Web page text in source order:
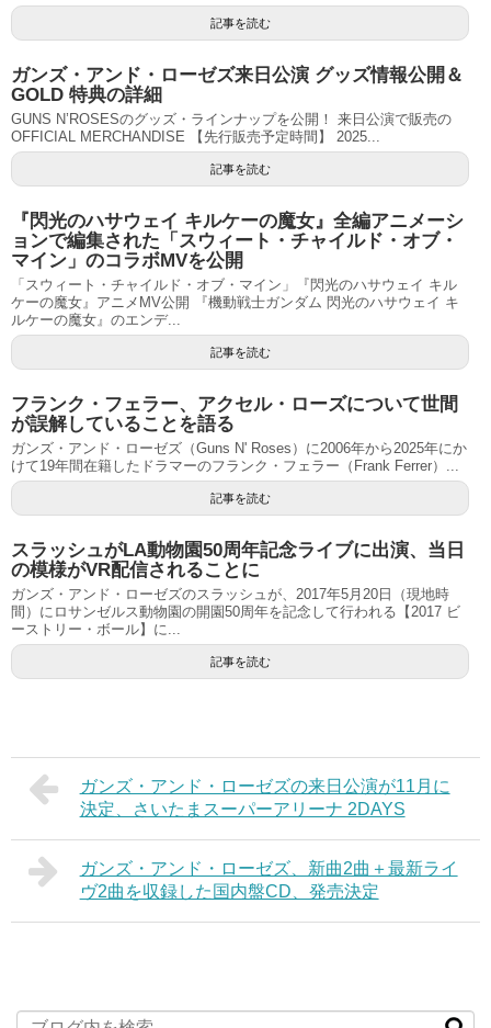
記事を読む
ガンズ・アンド・ローゼズ来日公演 グッズ情報公開＆
GOLD 特典の詳細
GUNS N’ROSESのグッズ・ラインナップを公開！ 来日公演で販売の
OFFICIAL MERCHANDISE 【先行販売予定時間】 2025...
記事を読む
『閃光のハサウェイ キルケーの魔女』全編アニメーシ
ョンで編集された「スウィート・チャイルド・オブ・
マイン」のコラボMVを公開
「スウィート・チャイルド・オブ・マイン」『閃光のハサウェイ キル
ケーの魔女』アニメMV公開 『機動戦士ガンダム 閃光のハサウェイ キ
ルケーの魔女』のエンデ...
記事を読む
フランク・フェラー、アクセル・ローズについて世間
が誤解していることを語る
ガンズ・アンド・ローゼズ（Guns N' Roses）に2006年から2025年にか
けて19年間在籍したドラマーのフランク・フェラー（Frank Ferrer）...
記事を読む
スラッシュがLA動物園50周年記念ライブに出演、当日
の模様がVR配信されることに
ガンズ・アンド・ローゼズのスラッシュが、2017年5月20日（現地時
間）にロサンゼルス動物園の開園50周年を記念して行われる【2017 ビ
ーストリー・ボール】に...
記事を読む
ガンズ・アンド・ローゼズの来日公演が11月に
決定、さいたまスーパーアリーナ 2DAYS
ガンズ・アンド・ローゼズ、新曲2曲＋最新ライ
ヴ2曲を収録した国内盤CD、発売決定